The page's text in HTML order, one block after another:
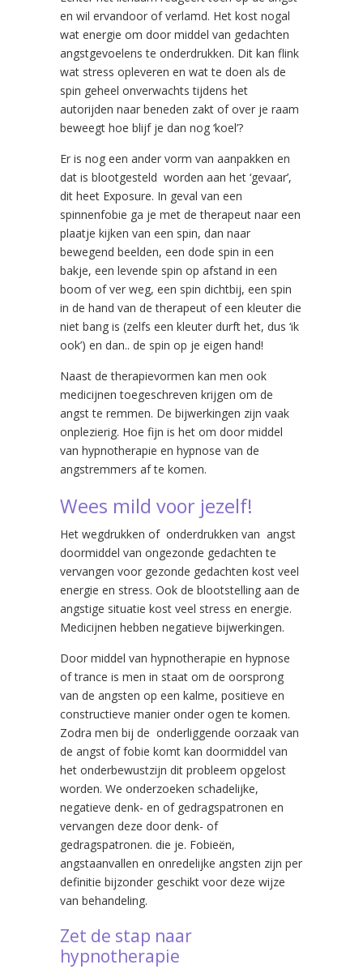
en wil ervandoor of verlamd. Het kost nogal
wat energie om door middel van gedachten
angstgevoelens te onderdrukken. Dit kan flink
wat stress opleveren en wat te doen als de
spin geheel onverwachts tijdens het
autorijden naar beneden zakt of over je raam
beweegt hoe blijf je dan nog ‘koel’?
Er is nog een ander vorm van aanpakken en
dat is blootgesteld worden aan het ‘gevaar’,
dit heet Exposure. In geval van een
spinnenfobie ga je met de therapeut naar een
plaatje kijken van een spin, dan naar
bewegend beelden, een dode spin in een
bakje, een levende spin op afstand in een
boom of ver weg, een spin dichtbij, een spin
in de hand van de therapeut of een kleuter die
niet bang is (zelfs een kleuter durft het, dus ‘ik
ook’) en dan.. de spin op je eigen hand!
Naast de therapievormen kan men ook
medicijnen toegeschreven krijgen om de
angst te remmen. De bijwerkingen zijn vaak
onplezierig. Hoe fijn is het om door middel
van hypnotherapie en hypnose van de
angstremmers af te komen.
Wees mild voor jezelf!
Het wegdrukken of onderdrukken van angst
doormiddel van ongezonde gedachten te
vervangen voor gezonde gedachten kost veel
energie en stress. Ook de blootstelling aan de
angstige situatie kost veel stress en energie.
Medicijnen hebben negatieve bijwerkingen.
Door middel van hypnotherapie en hypnose
of trance is men in staat om de oorsprong
van de angsten op een kalme, positieve en
constructieve manier onder ogen te komen.
Zodra men bij de onderliggende oorzaak van
de angst of fobie komt kan doormiddel van
het onderbewustzijn dit probleem opgelost
worden. We onderzoeken schadelijke,
negatieve denk- en of gedragspatronen en
vervangen deze door denk- of
gedragspatronen. die je. Fobieën,
angstaanvallen en onredelijke angsten zijn per
definitie bijzonder geschikt voor deze wijze
van behandeling.
Zet de stap naar
hypnotherapie